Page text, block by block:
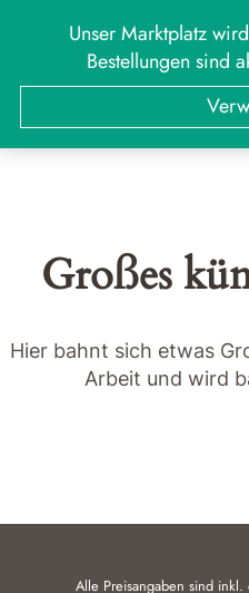
Unser Marktplatz
Bestellungen sind
Suchen
Großes
Hier bahnt sich etwas
Arbeit und wird
Alle Preisangaben sind inkl.